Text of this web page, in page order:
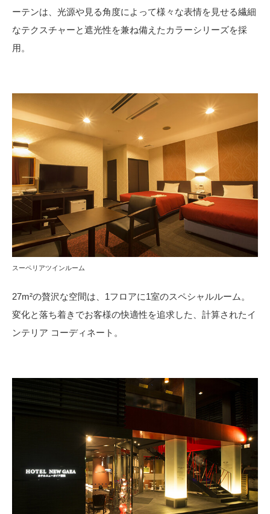
ーテンは、光源や見る角度によって様々な表情を見せる繊細
なテクスチャーと遮光性を兼ね備えたカラーシリーズを採
用。
スーペリアツインルーム
27m²の贅沢な空間は、1フロアに1室のスペシャルルーム。
変化と落ち着きでお客様の快適性を追求した、計算されたイ
ンテリア コーディネート。